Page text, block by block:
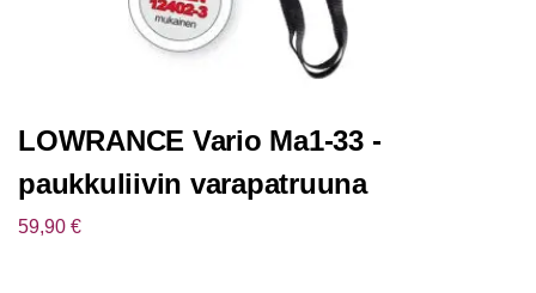
LOWRANCE Vario Ma1-33 -
paukkuliivin varapatruuna
59,90 €